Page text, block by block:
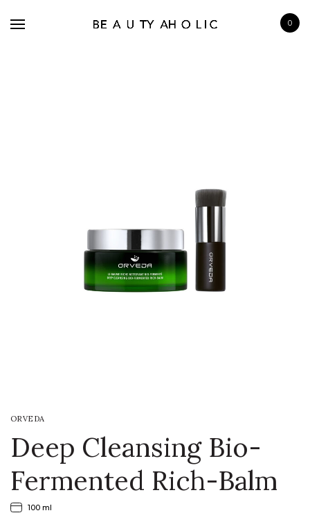
0
ORVEDA
Deep Cleansing Bio-
Fermented Rich-Balm
100 ml